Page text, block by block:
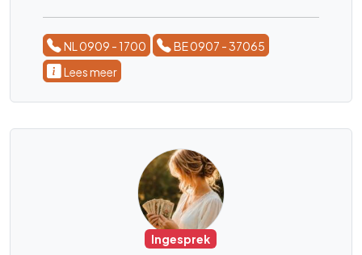
NL 0909 - 1700
BE 0907 - 37065
Lees meer
Ingesprek